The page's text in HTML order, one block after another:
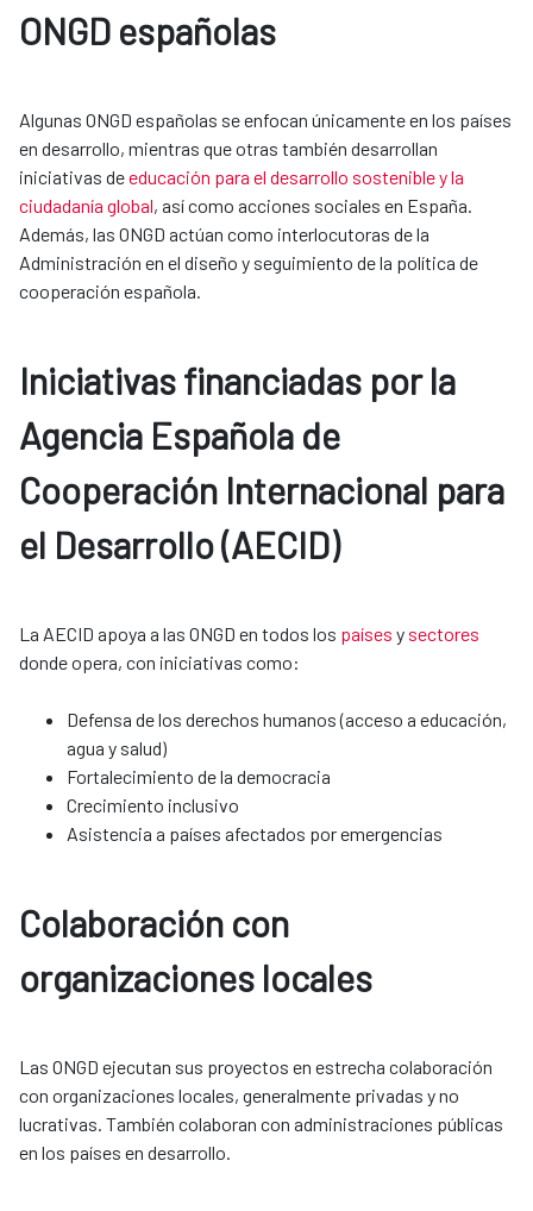
ONGD españolas
Algunas ONGD españolas se enfocan únicamente en los países
en desarrollo, mientras que otras también desarrollan
iniciativas deeducación para el desarrollo sostenible y la
ciudadanía global, así como acciones sociales en España.
Además, las ONGD actúan como interlocutoras de la
Administración en el diseño y seguimiento de la política de
cooperación española.
Iniciativas financiadas por la
Agencia Española de
Cooperación Internacional para
el Desarrollo (AECID)
La AECID apoya a las ONGD en todos los países y sectores
donde opera, con iniciativas como:
Defensa de los derechos humanos (acceso a educación,
agua y salud)
Fortalecimiento de la democracia
Crecimiento inclusivo
Asistencia a países afectados por emergencias
Colaboración con
organizaciones locales​​​​​​​
Las ONGD ejecutan sus proyectos en estrecha colaboración
con organizaciones locales, generalmente privadas y no
lucrativas. También colaboran con administraciones públicas
en los países en desarrollo.